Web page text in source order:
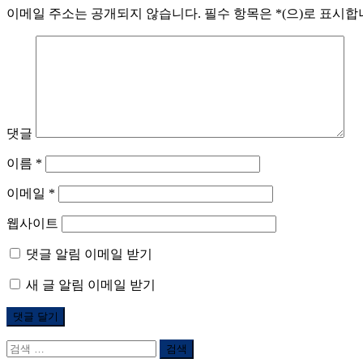
이메일 주소는 공개되지 않습니다. 필수 항목은 *(으)로 표시합
댓글
이름 *
이메일 *
웹사이트
댓글 알림 이메일 받기
새 글 알림 이메일 받기
검